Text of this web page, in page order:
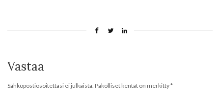
Vastaa
Sähköpostiosoitettasi ei julkaista. Pakolliset kentät on merkitty*